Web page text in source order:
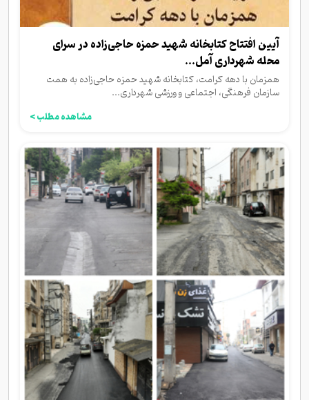
آیین افتتاح کتابخانه شهید حمزه حاجی‌زاده در سرای
محله شهرداری آمل...
همزمان با دهه کرامت، کتابخانه شهید حمزه حاجی‌زاده به همت
سازمان فرهنگی، اجتماعی و ورزشی شهرداری...
مشاهده مطلب >